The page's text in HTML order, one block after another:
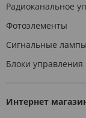
Радиоканальное
Фотоэлементы
Сигнальные
Блоки управления
Интернет